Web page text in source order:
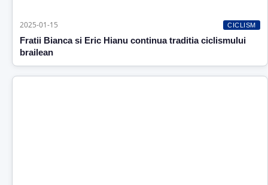
2025-01-15 CICLISM
Fratii Bianca si Eric Hianu continua traditia ciclismului
brailean